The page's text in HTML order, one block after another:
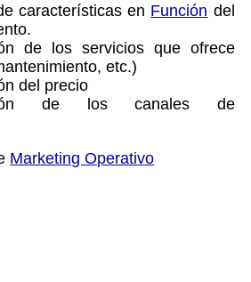
características en Función del
de los servicios que ofrece
etc.)
del precio
de los canales de
Marketing Operativo